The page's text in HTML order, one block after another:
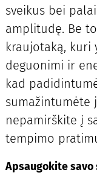
sveikus bei
amplitudę. Be
kraujotaką, kuri
deguonimi ir
kad
sumažintumėte
nepamirškite į
tempimo
Apsaugokite savo